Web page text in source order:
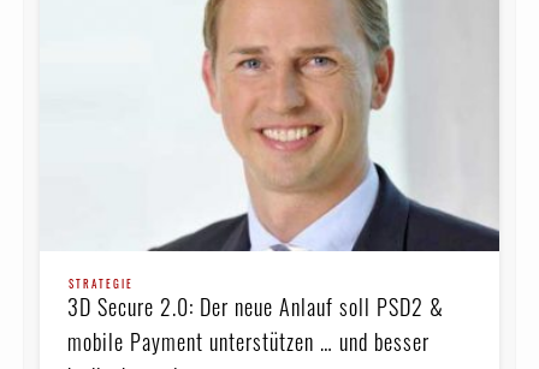
STRATEGIE
3D Secure 2.0: Der neue Anlauf soll PSD2 &
mobile Payment unterstützen … und besser